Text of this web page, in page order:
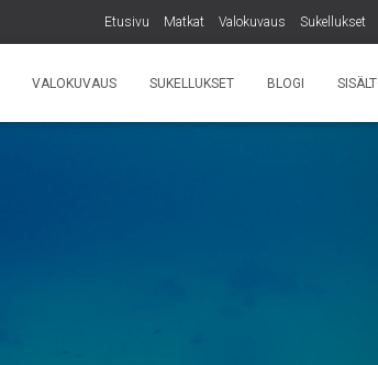
Etusivu Matkat Valokuvaus Sukellukset
VALOKUVAUS SUKELLUKSET BLOGI